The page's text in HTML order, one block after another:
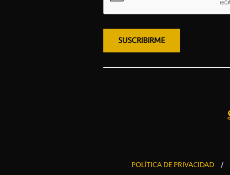
POLÍTICA DE PRIVACIDAD /